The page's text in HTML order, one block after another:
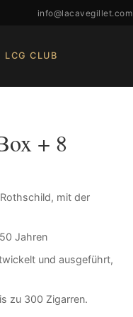
info@lacavegillet.com
LCG CLUB
+ 8
mit der
Jahren
und ausgeführt,
zu 300 Zigarren.